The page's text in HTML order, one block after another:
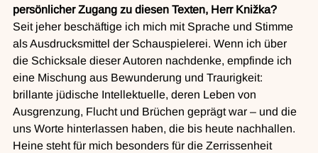
persönlicher Zugang zu diesen Texten, Herr Knižka?
Seit jeher beschäftige ich mich mit Sprache und Stimme
als Ausdrucksmittel der Schauspielerei. Wenn ich über
die Schicksale dieser Autoren nachdenke, empfinde ich
eine Mischung aus Bewunderung und Traurigkeit:
brillante jüdische Intellektuelle, deren Leben von
Ausgrenzung, Flucht und Brüchen geprägt war – und die
uns Worte hinterlassen haben, die bis heute nachhallen.
Heine steht für mich besonders für die Zerrissenheit